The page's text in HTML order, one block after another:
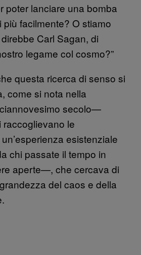
poter lanciare una bomba
facilmente? O stiamo
Carl Sagan, di
legame col cosmo?”
questa ricerca di senso si
come si nota nella
secolo—
le
esistenziale
chi passate il tempo in
aperte—, che cercava di
del caos e della